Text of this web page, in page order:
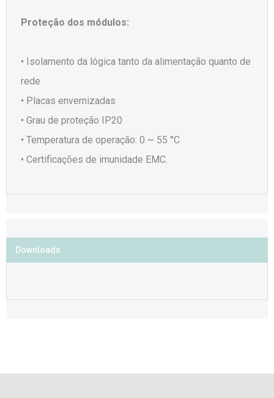
Proteção dos módulos:
• Isolamento da lógica tanto da alimentação quanto de
rede
• Placas envernizadas
• Grau de proteção IP20
• Temperatura de operação: 0 ~ 55 °C
• Certificações de imunidade EMC.
Downloads